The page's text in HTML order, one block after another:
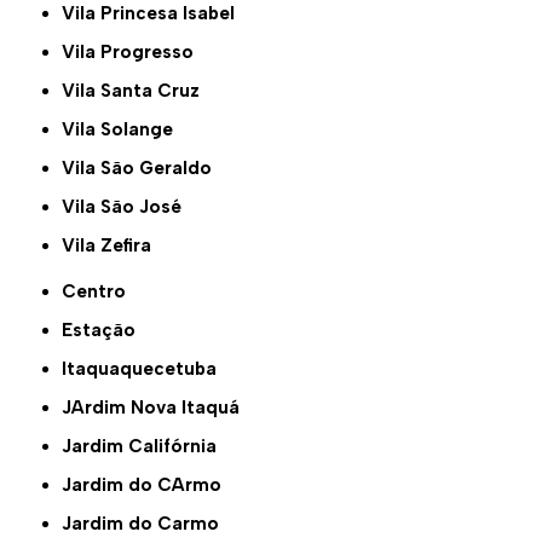
Vila Princesa Isabel
Vila Progresso
Vila Santa Cruz
Vila Solange
Vila São Geraldo
Vila São José
Vila Zefira
Centro
Estação
Itaquaquecetuba
JArdim Nova Itaquá
Jardim Califórnia
Jardim do CArmo
Jardim do Carmo